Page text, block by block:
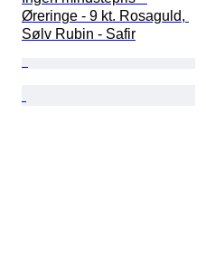
Øreringe - 9 kt. Rosaguld,
Sølv Rubin - Safir